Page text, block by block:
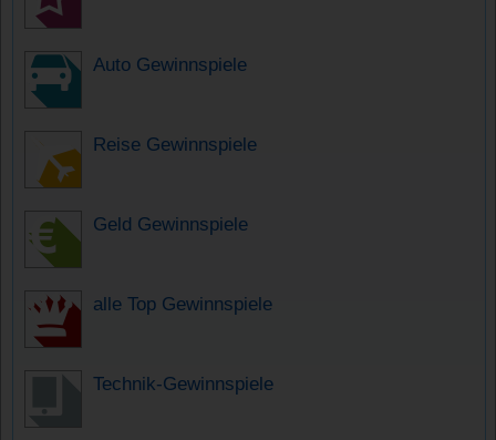
Auto Gewinnspiele
Reise Gewinnspiele
Geld Gewinnspiele
alle Top Gewinnspiele
Technik-Gewinnspiele